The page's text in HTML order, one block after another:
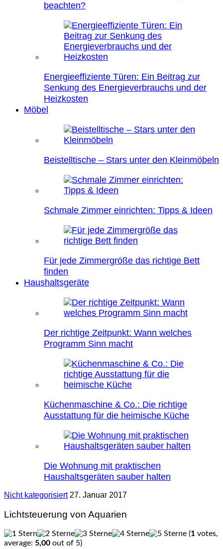
beachten?
Energieeffiziente Türen: Ein Beitrag zur
Senkung des Energieverbrauchs und der
Heizkosten
Möbel
Beistelltische – Stars unter den Kleinmöbeln
Schmale Zimmer einrichten: Tipps & Ideen
Für jede Zimmergröße das richtige Bett
finden
Haushaltsgeräte
Der richtige Zeitpunkt: Wann welches
Programm Sinn macht
Küchenmaschine & Co.: Die richtige
Ausstattung für die heimische Küche
Die Wohnung mit praktischen
Haushaltsgeräten sauber halten
Nicht kategorisiert 27. Januar 2017
Lichtsteuerung von Aquarien
(1 votes,
average: 5,00 out of 5)